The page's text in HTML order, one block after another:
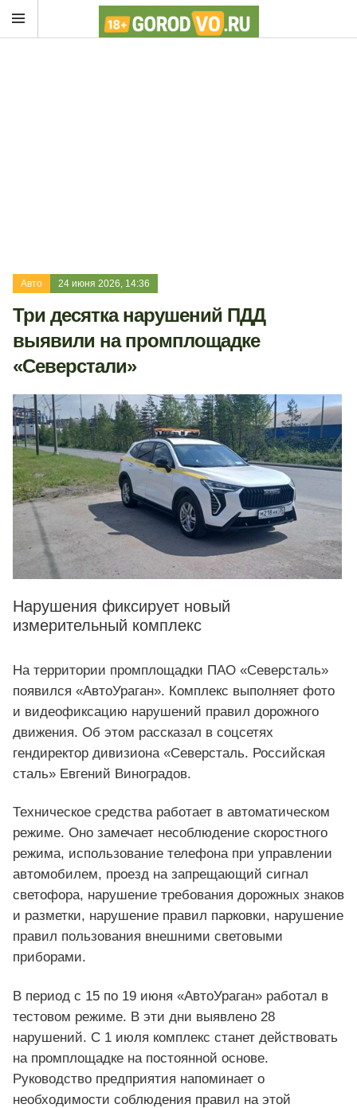
Авто 24 июня 2026, 14:36
Три десятка нарушений ПДД
выявили на промплощадке
«Северстали»
Нарушения фиксирует новый
измерительный комплекс
На территории промплощадки ПАО «Северсталь»
появился «АвтоУраган». Комплекс выполняет фото
и видеофиксацию нарушений правил дорожного
движения. Об этом рассказал в соцсетях
гендиректор дивизиона «Северсталь. Российская
сталь» Евгений Виноградов.
Техническое средства работает в автоматическом
режиме. Оно замечает несоблюдение скоростного
режима, использование телефона при управлении
автомобилем, проезд на запрещающий сигнал
светофора, нарушение требования дорожных знаков
и разметки, нарушение правил парковки, нарушение
правил пользования внешними световыми
приборами.
В период с 15 по 19 июня «АвтоУраган» работал в
тестовом режиме. В эти дни выявлено 28
нарушений. С 1 июля комплекс станет действовать
на промплощадке на постоянной основе.
Руководство предприятия напоминает о
необходимости соблюдения правил на этой